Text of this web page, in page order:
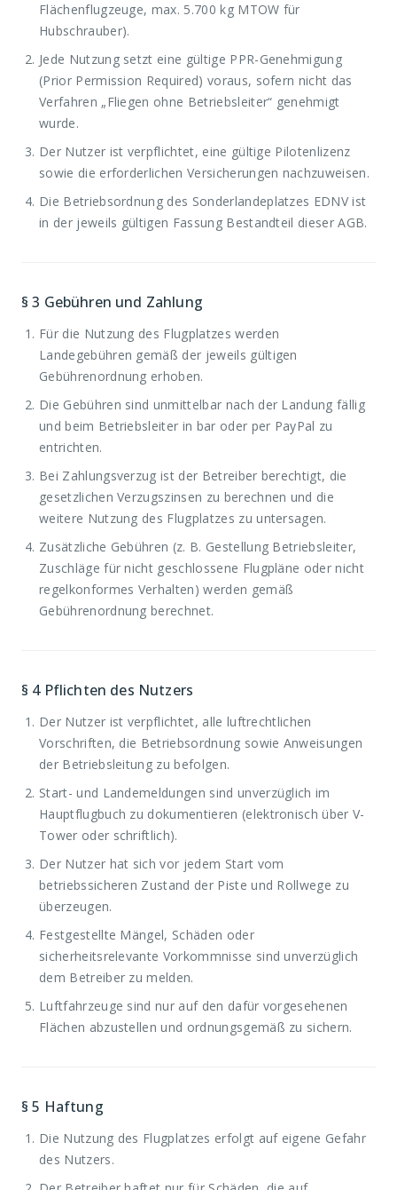
Flächenflugzeuge, max. 5.700 kg MTOW für
Hubschrauber).
Jede Nutzung setzt eine gültige PPR-Genehmigung
(Prior Permission Required) voraus, sofern nicht das
Verfahren „Fliegen ohne Betriebsleiter“ genehmigt
wurde.
Der Nutzer ist verpflichtet, eine gültige Pilotenlizenz
sowie die erforderlichen Versicherungen nachzuweisen.
Die Betriebsordnung des Sonderlandeplatzes EDNV ist
in der jeweils gültigen Fassung Bestandteil dieser AGB.
§ 3 Gebühren und Zahlung
Für die Nutzung des Flugplatzes werden
Landegebühren gemäß der jeweils gültigen
Gebührenordnung erhoben.
Die Gebühren sind unmittelbar nach der Landung fällig
und beim Betriebsleiter in bar oder per PayPal zu
entrichten.
Bei Zahlungsverzug ist der Betreiber berechtigt, die
gesetzlichen Verzugszinsen zu berechnen und die
weitere Nutzung des Flugplatzes zu untersagen.
Zusätzliche Gebühren (z. B. Gestellung Betriebsleiter,
Zuschläge für nicht geschlossene Flugpläne oder nicht
regelkonformes Verhalten) werden gemäß
Gebührenordnung berechnet.
§ 4 Pflichten des Nutzers
Der Nutzer ist verpflichtet, alle luftrechtlichen
Vorschriften, die Betriebsordnung sowie Anweisungen
der Betriebsleitung zu befolgen.
Start- und Landemeldungen sind unverzüglich im
Hauptflugbuch zu dokumentieren (elektronisch über V-
Tower oder schriftlich).
Der Nutzer hat sich vor jedem Start vom
betriebssicheren Zustand der Piste und Rollwege zu
überzeugen.
Festgestellte Mängel, Schäden oder
sicherheitsrelevante Vorkommnisse sind unverzüglich
dem Betreiber zu melden.
Luftfahrzeuge sind nur auf den dafür vorgesehenen
Flächen abzustellen und ordnungsgemäß zu sichern.
§ 5 Haftung
Die Nutzung des Flugplatzes erfolgt auf eigene Gefahr
des Nutzers.